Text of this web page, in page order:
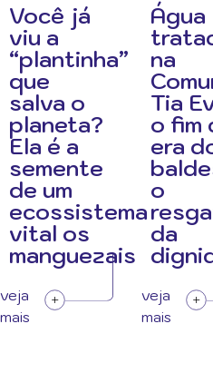
Você já
viu a
“plantinha”
que
salva o
planeta?
Ela é a
semente
de um
ecossistema
vital os
manguezais
veja
mais
Água
na
Tia
o fim
era
o
da
veja
mais